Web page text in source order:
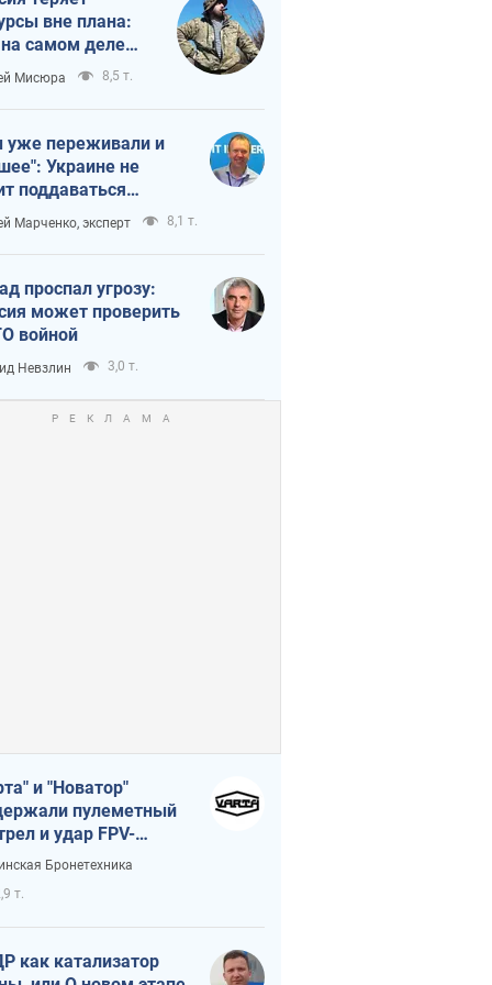
вне плана:
на самом деле
темп войны
Мисюра 8,5 т.
переживали и
Украине не
поддаваться
из-за
террора
Марченко, эксперт 8,1 т.
проспал угрозу:
может проверить
войной
Невзлин 3,0 т.
и "Новатор"
пулеметный
и удар FPV-
сохранив жизнь
Бронетехника
т.
как катализатор